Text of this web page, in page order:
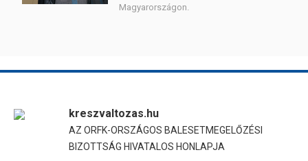
Magyarországon.
kreszvaltozas.hu
AZ ORFK-ORSZÁGOS BALESETMEGELŐZÉSI
BIZOTTSÁG HIVATALOS HONLAPJA